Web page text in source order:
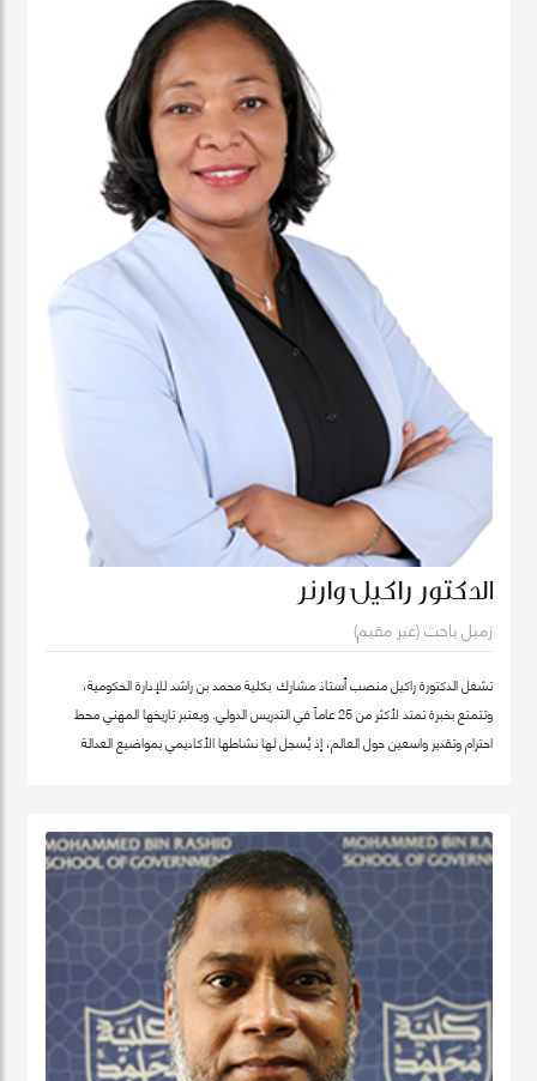
الدكتور راكيل وارنر
زميل باحث (غير مقيم)
تشغل الدكتورة راكيل منصب أستاذ مشارك بكلية محمد بن راشد للإدارة الحكومية،
وتتمتع بخبرة تمتد لأكثر من 25 عاماً في التدريس الدولي. ويعتبر تاريخها المهني محط
احترام وتقدير واسعين حول العالم، إذ يُسجل لها نشاطها الأكاديمي بمواضيع العدالة
مساعدة تعليمية.